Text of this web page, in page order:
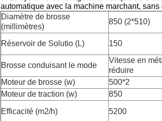
automatique avec la machine marchant,
Diamètre de brosse
(millimètres)
850 (2*510)
Réservoir de Solutio (L) 150
Brosse conduisant le mode
Vitesse en
réduire
Moteur de brosse (w)
500*2
Moteur de traction (w)
850
Efficacité (m2/h) 5200